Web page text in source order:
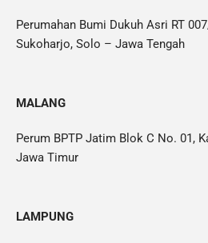
Perumahan Bumi Dukuh Asri RT
Sukoharjo, Solo – Jawa Tengah
MALANG
Perum BPTP Jatim Blok C No. 01,
Jawa Timur
LAMPUNG